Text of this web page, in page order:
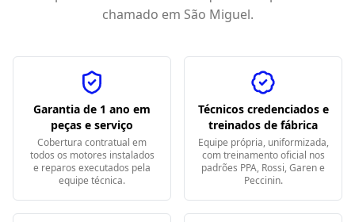
chamado em São Miguel.
Garantia de 1 ano em
peças e serviço
Cobertura contratual em
todos os motores instalados
e reparos executados pela
equipe técnica.
Técnicos credenciados e
treinados de fábrica
Equipe própria, uniformizada,
com treinamento oficial nos
padrões PPA, Rossi, Garen e
Peccinin.